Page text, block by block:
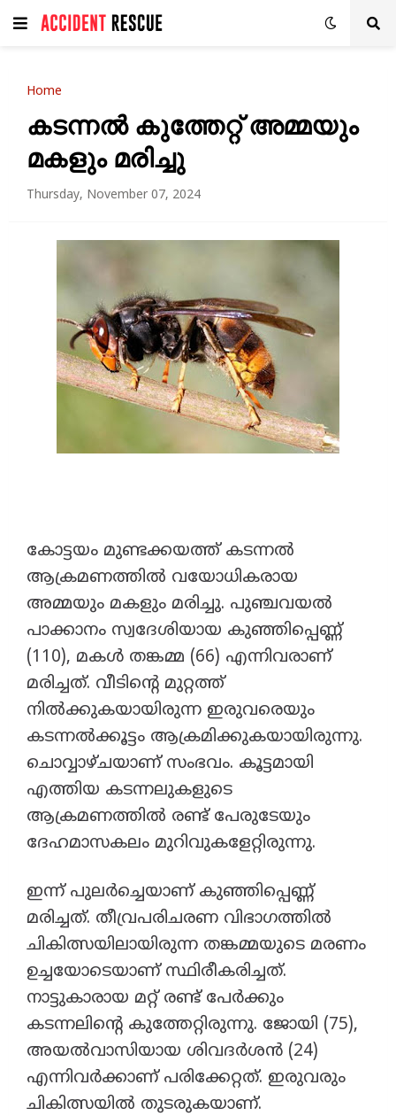
Home
കടന്നൽ കുത്തേറ്റ് അമ്മയും
മകളും മരിച്ചു
Thursday, November 07, 2024
കോട്ടയം മുണ്ടക്കയത്ത് കടന്നൽ
ആക്രമണത്തിൽ വയോധികരായ
അമ്മയും മകളും മരിച്ചു. പുഞ്ചവയൽ
പാക്കാനം സ്വദേശിയായ കുഞ്ഞിപ്പെണ്ണ്
(110), മകൾ തങ്കമ്മ (66) എന്നിവരാണ്
മരിച്ചത്. വീടിന്‍റെ മുറ്റത്ത്
നിൽക്കുകയായിരുന്ന ഇരുവരെയും
കടന്നൽക്കൂട്ടം ആക്രമിക്കുകയായിരുന്നു.
ചൊവ്വാഴ്ചയാണ് സംഭവം. കൂട്ടമായി
എത്തിയ കടന്നലുകളുടെ
ആക്രമണത്തിൽ രണ്ട് പേരുടേയും
ദേഹമാസകലം മുറിവുകളേറ്റിരുന്നു.
ഇന്ന് പുലർച്ചെയാണ് കുഞ്ഞിപ്പെണ്ണ്
മരിച്ചത്. തീവ്രപരിചരണ വിഭാഗത്തിൽ
ചികിത്സയിലായിരുന്ന തങ്കമ്മയുടെ മരണം
ഉച്ചയോടെയാണ് സ്ഥിരീകരിച്ചത്.
നാട്ടുകാരായ മറ്റ് രണ്ട് പേ‍‍ർക്കും
കടന്നലിന്റെ കുത്തേറ്റിരുന്നു. ജോയി (75),
അയല്‍വാസിയായ ശിവദര്‍ശന്‍ (24)
എന്നിവര്‍ക്കാണ് പരിക്കേറ്റത്. ഇരുവരും
ചികിത്സയിൽ തുടരുകയാണ്.